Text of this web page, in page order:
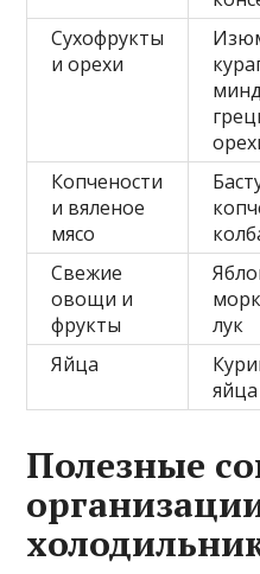
Сухофрукты
и орехи
Копчености
и вяленое
мясо
Свежие
овощи и
фрукты
лук
Яйца
яйца
Полезные